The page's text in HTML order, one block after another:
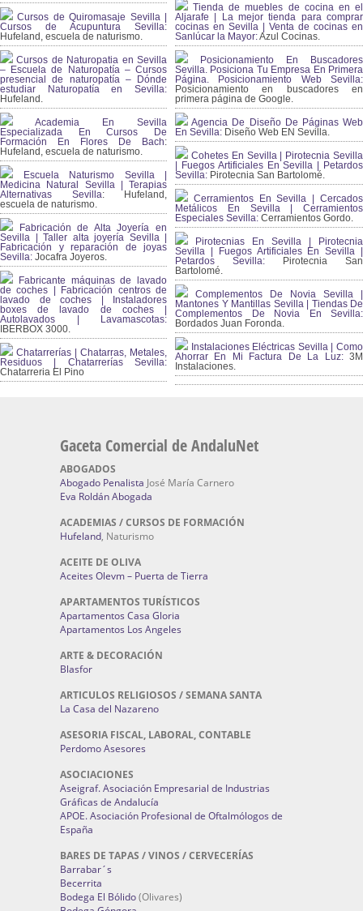
Cursos de Quiromasaje Sevilla |
Cursos de Acupuntura Sevilla:
Hufeland, escuela de naturismo.
Cursos de Naturopatia en Sevilla
– Escuela de Naturopatía – Cursos
presencial de naturopatía – Dónde
estudiar Naturopatía en Sevilla:
Hufeland.
Academia En Sevilla
Especializada En Cursos De
Formación En Flores De Bach:
Hufeland, escuela de naturismo.
Escuela Naturismo Sevilla |
Medicina Natural Sevilla | Terapias
Alternativas Sevilla: Hufeland,
escuela de naturismo.
Fabricación de Alta Joyería en
Sevilla | Taller alta joyería Sevilla |
Fabricación y reparación de joyas
Sevilla: Jocafra Joyeros.
Fabricante máquinas de lavado
de coches | Fabricación centros de
lavado de coches | Instaladores
boxes de lavado de coches |
Autolavados | Lavamascotas:
IBERBOX 3000.
Chatarrerías | Chatarras, Metales,
Residuos | Chatarrerías Sevilla:
Chatarreria El Pino
Tienda de muebles de cocina en el
Aljarafe | La mejor tienda para comprar
cocinas en Sevilla | Venta de cocinas en
Sanlúcar la Mayor:Azul Cocinas.
Posicionamiento En Buscadores
Sevilla. Posiciona Tu Empresa En Primera
Página. Posicionamiento Web Sevilla:
Posicionamiento en buscadores en
primera página de Google.
Agencia De Diseño De Páginas Web
En Sevilla: Diseño Web EN Sevilla.
Cohetes En Sevilla | Pirotecnia Sevilla
| Fuegos Artificiales En Sevilla | Petardos
Sevilla: Pirotecnia San Bartolomé.
Cerramientos En Sevilla | Cercados
Metálicos En Sevilla | Cerramientos
Especiales Sevilla: Cerramientos Gordo.
Pirotecnias En Sevilla | Pirotecnia
Sevilla | Fuegos Artificiales En Sevilla |
Petardos Sevilla: Pirotecnia San
Bartolomé.
Complementos De Novia Sevilla |
Mantones Y Mantillas Sevilla | Tiendas De
Complementos De Novia En Sevilla:
Bordados Juan Foronda.
Instalaciones Eléctricas Sevilla | Como
Ahorrar En Mi Factura De La Luz:3M
Instalaciones.
Gaceta Comercial de AndaluNet
ABOGADOS
Abogado Penalista José María Carnero
Eva Roldán Abogada
ACADEMIAS / CURSOS DE FORMACIÓN
Hufeland, Naturismo
ACEITE DE OLIVA
Aceites Olevm – Puerta de Tierra
APARTAMENTOS TURÍSTICOS
Apartamentos Casa Gloria
Apartamentos Los Angeles
ARTE & DECORACIÓN
Blasfor
ARTICULOS RELIGIOSOS / SEMANA SANTA
La Casa del Nazareno
ASESORIA FISCAL, LABORAL, CONTABLE
Perdomo Asesores
ASOCIACIONES
Aseigraf. Asociación Empresarial de Industrias
Gráficas de Andalucía
APOE. Asociación Profesional de Oftalmólogos de
España
BARES DE TAPAS / VINOS / CERVECERÍAS
Barrabar´s
Becerrita
Bodega El Bólido(Olivares)